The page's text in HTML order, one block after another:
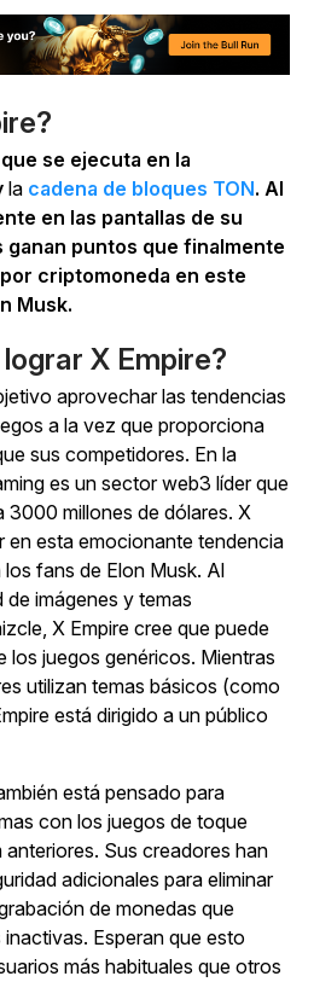
se ejecuta en la
la cadena de bloques TON. Al
en las pantallas de su
puntos que finalmente
criptomoneda en este
Musk.
X Empire?
aprovechar las tendencias
a la vez que proporciona
sus competidores. En la
es un sector web3 líder que
3000 millones de dólares. X
en esta emocionante tendencia
fans de Elon Musk. Al
imágenes y temas
X Empire cree que puede
los juegos genéricos. Mientras
utilizan temas básicos (como
está dirigido a un público
está pensado para
con los juegos de toque
anteriores. Sus creadores han
adicionales para eliminar
de monedas que
Esperan que esto
más habituales que otros